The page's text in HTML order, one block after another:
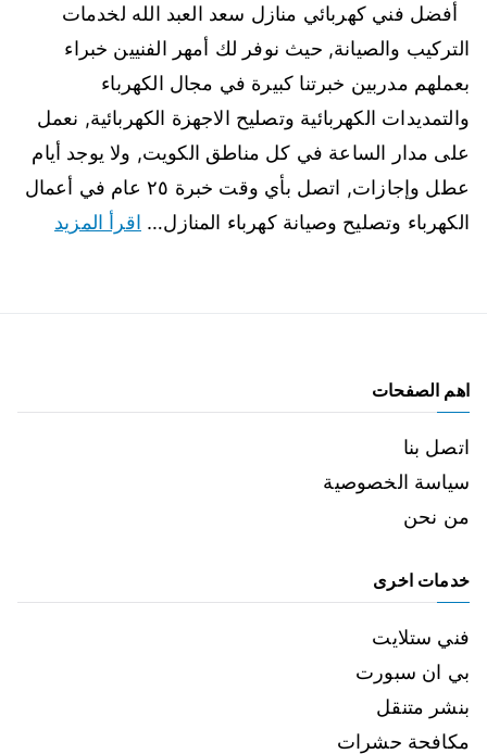
أفضل فني كهربائي منازل سعد العبد الله لخدمات
التركيب والصيانة, حيث نوفر لك أمهر الفنيين خبراء
بعملهم مدربين خبرتنا كبيرة في مجال الكهرباء
والتمديدات الكهربائية وتصليح الاجهزة الكهربائية, نعمل
على مدار الساعة في كل مناطق الكويت, ولا يوجد أيام
عطل وإجازات, اتصل بأي وقت خبرة ٢٥ عام في أعمال
الكهرباء وتصليح وصيانة كهرباء المنازل… اقرأ المزيد
اهم الصفحات
اتصل بنا
سياسة الخصوصية
من نحن
خدمات اخرى
فني ستلايت
بي ان سبورت
بنشر متنقل
مكافحة حشرات